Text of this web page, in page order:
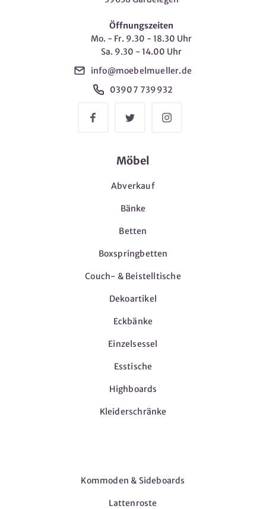
Öffnungszeiten
Mo. - Fr. 9.30 - 18.30 Uhr
Sa. 9.30 - 14.00 Uhr
info@moebelmueller.de
03907 739932
Möbel
Abverkauf
Bänke
Betten
Boxspringbetten
Couch- & Beistelltische
Dekoartikel
Eckbänke
Einzelsessel
Esstische
Highboards
Kleiderschränke
Kommoden & Sideboards
Lattenroste